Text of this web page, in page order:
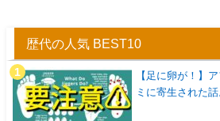
歴代の人気 BEST10
【足に卵が！】
ミに寄生された話